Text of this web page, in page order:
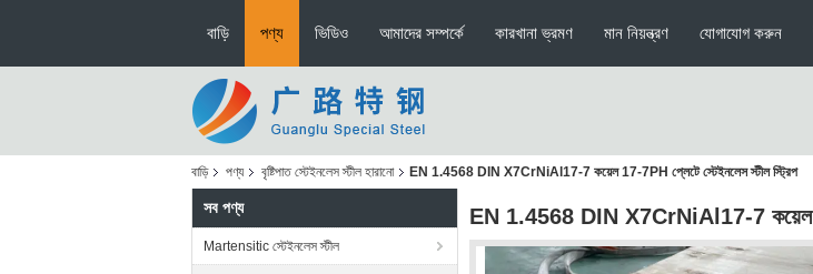
বাড়ি পণ্য ভিডিও আমাদের সম্পর্কে কারখানা ভ্রমণ মান নিয়ন্ত্রণ যোগাযোগ করুন
বাড়ি পণ্য বৃষ্টিপাত স্টেইনলেস স্টীল হারানো EN 1.4568 DIN X7CrNiAl17-7 কয়েল 17-7PH প্লেটে স্টেইনলেস স্টীল স্ট্রিপ
সব পণ্য
Martensitic স্টেইনলেস স্টীল
EN 1.4568 DIN X7CrNiAl17-7 কয়েল